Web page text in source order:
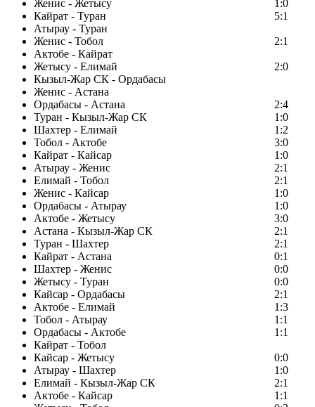
Женис - Жетысу
1:0
Кайрат - Туран
5:1
Атырау - Туран
Женис - Тобол
2:1
Актобе - Кайрат
Жетысу - Елимай
2:0
Кызыл-Жар СК - Ордабасы
Женис - Астана
Ордабасы - Астана
2:4
Туран - Кызыл-Жар СК
1:0
Шахтер - Елимай
1:2
Тобол - Актобе
3:0
Кайрат - Кайсар
1:0
Атырау - Женис
2:1
Елимай - Тобол
2:1
Женис - Кайсар
1:0
Ордабасы - Атырау
1:0
Актобе - Жетысу
3:0
Астана - Кызыл-Жар СК
2:1
Туран - Шахтер
2:1
Кайрат - Астана
0:1
Шахтер - Женис
0:0
Жетысу - Туран
0:0
Кайсар - Ордабасы
2:1
Актобе - Елимай
1:3
Тобол - Атырау
1:1
Ордабасы - Актобе
1:1
Кайрат - Тобол
Кайсар - Жетысу
0:0
Атырау - Шахтер
1:0
Елимай - Кызыл-Жар СК
2:1
Актобе - Кайсар
1:1